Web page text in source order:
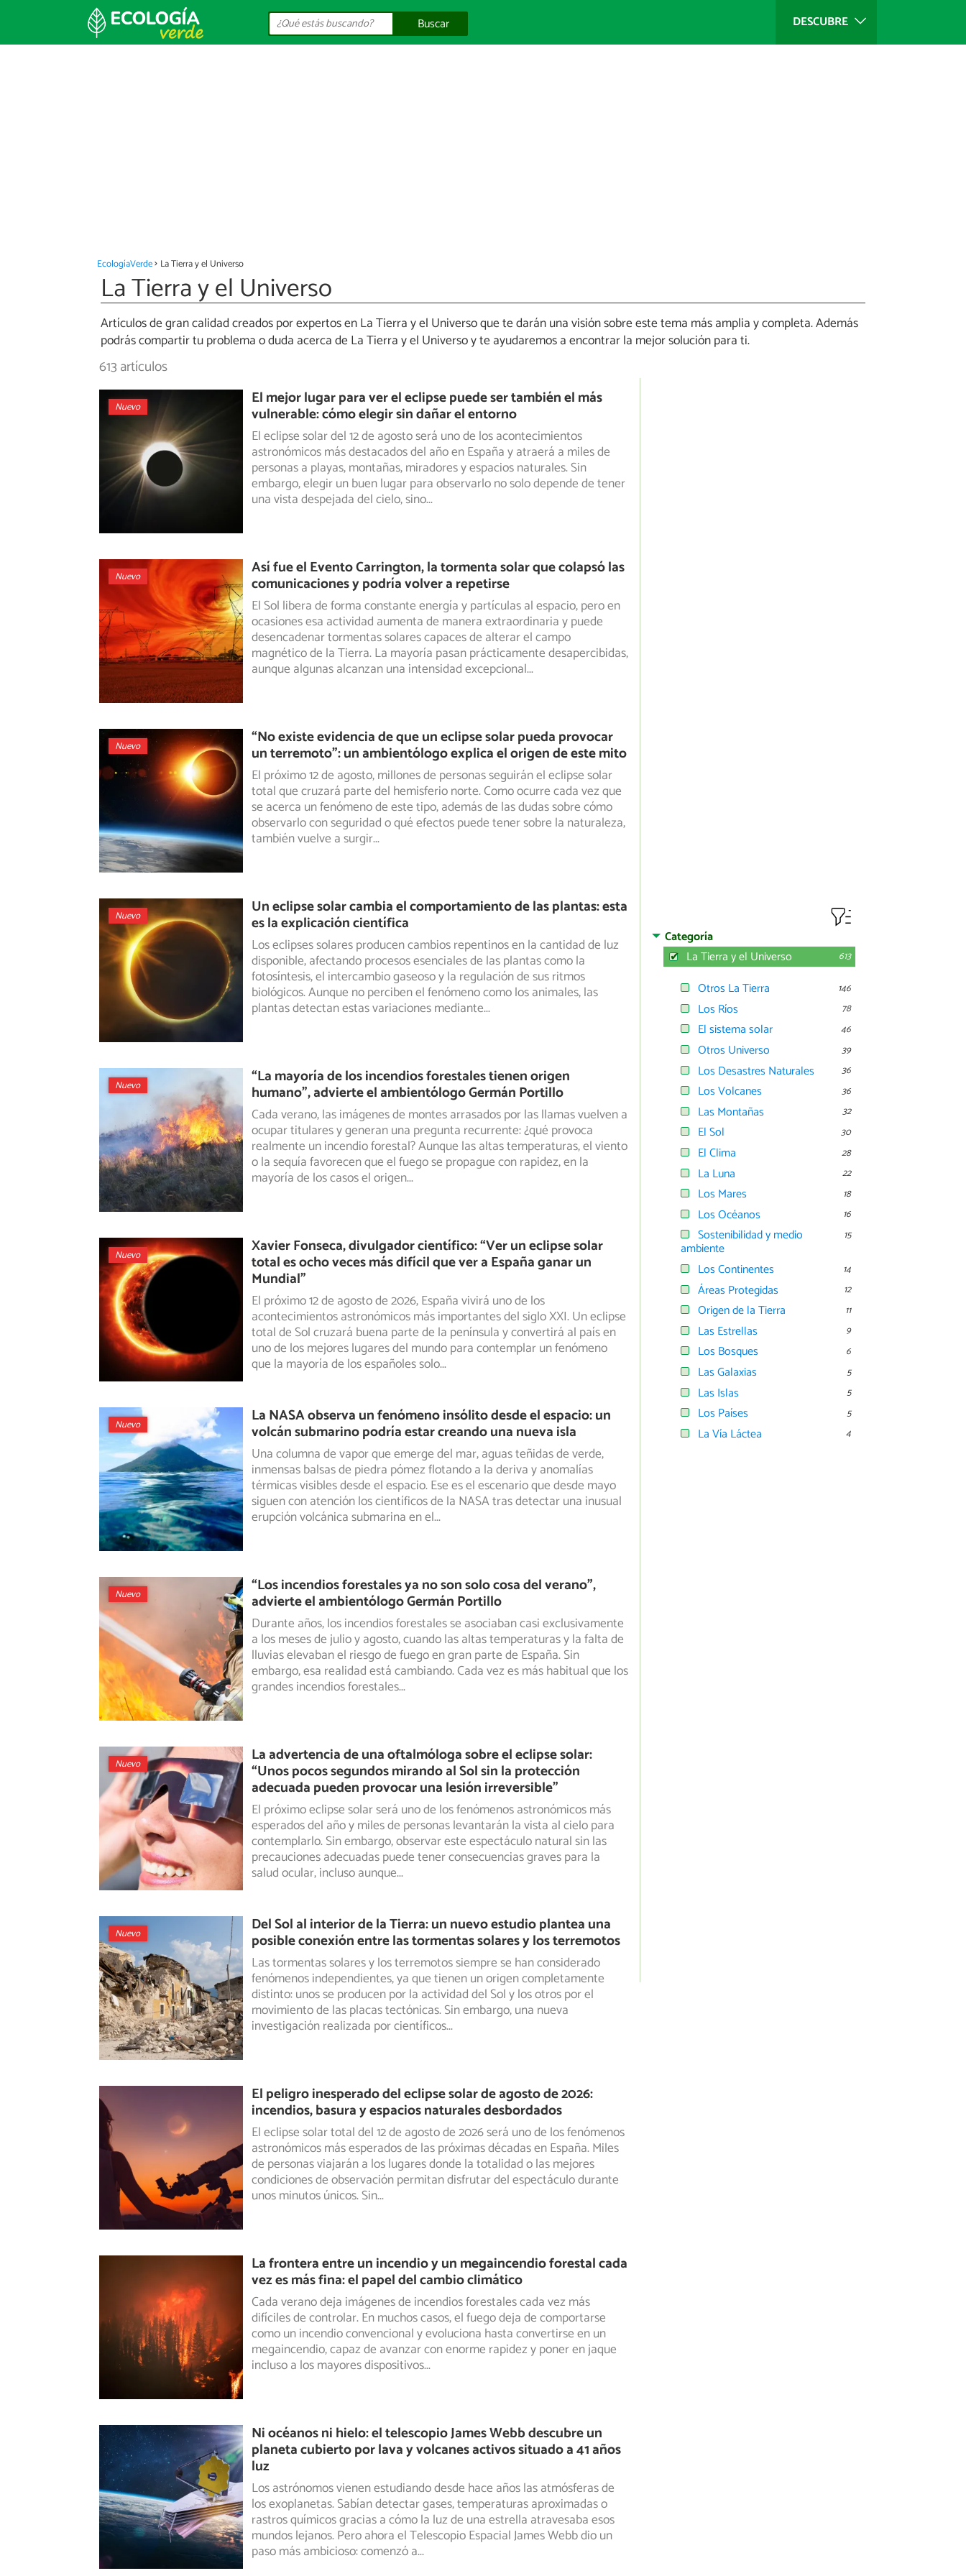
DESCUBRE
Buscar
EcologíaVerde La Tierra y el Universo
La Tierra y el Universo
Artículos de gran calidad creados por expertos en La Tierra y el Universo que te darán una visión sobre este tema más amplia y completa. Además
podrás compartir tu problema o duda acerca de La Tierra y el Universo y te ayudaremos a encontrar la mejor solución para ti.
613 artículos
El mejor lugar para ver el eclipse puede ser también el más
vulnerable: cómo elegir sin dañar el entorno
Nuevo
El eclipse solar del 12 de agosto será uno de los acontecimientos
astronómicos más destacados del año en España y atraerá a miles de
personasa playas, montañas, miradores y espacios naturales. Sin
embargo, elegir un buen lugar para observarlo no solo depende de tener
una vista despejada del cielo, sino...
Así fue el Evento Carrington, la tormenta solar que colapsó las
comunicaciones y podría volver a repetirse
Nuevo
El Sol libera de forma constante energía y partículas al espacio, pero en
ocasiones esa actividad aumenta de manera extraordinaria y puede
desencadenartormentas solares capaces de alterar el campo
magnético de la Tierra. La mayoría pasan prácticamente desapercibidas,
aunque algunas alcanzan una intensidad excepcional...
“No existe evidencia de que un eclipse solar pueda provocar
un terremoto”: un ambientólogo explica el origen de este mito
Nuevo
El próximo 12 de agosto, millones de personas seguirán el eclipse solar
total que cruzará parte del hemisferio norte. Como ocurre cada vez que
se acerca un fenómeno de este tipo, además de las dudas sobre cómo
observarlo con seguridad o qué efectos puede tener sobre la naturaleza,
también vuelve a surgir...
Un eclipse solar cambia el comportamiento de las plantas: esta
es la explicación científica
Nuevo
Los eclipses solares producen cambios repentinos en la cantidad de luz
disponible, afectando procesos esenciales de las plantas como la
fotosíntesis,el intercambio gaseoso y la regulación de sus ritmos
biológicos. Aunque no perciben el fenómeno como los animales, las
plantas detectan estas variaciones mediante...
“La mayoría de los incendios forestales tienen origen
humano”, advierte el ambientólogo Germán Portillo
Nuevo
Cada verano, las imágenes de montes arrasados por las llamas vuelven a
ocupar titulares y generan una pregunta recurrente: ¿qué provoca
realmente un incendio forestal? Aunque las altas temperaturas, el viento
o la sequía favorecen que el fuego se propague con rapidez, en la
mayoría de los casos el origen...
Xavier Fonseca, divulgador científico: “Ver un eclipse solar
total es ocho veces más difícil que ver a España ganar un
Mundial”
Nuevo
El próximo 12 de agosto de 2026, España vivirá uno de los
acontecimientos astronómicos más importantes del siglo XXI. Un eclipse
total de Solcruzará buena parte de la península y convertirá al país en
uno de los mejores lugares del mundo para contemplar un fenómeno
que la mayoría de los españoles solo...
La NASA observa un fenómeno insólito desde el espacio: un
volcán submarino podría estar creando una nueva isla
Nuevo
Una columna de vapor que emerge del mar, aguas teñidas de verde,
inmensas balsas de piedra pómez flotando a la deriva y anomalías
térmicas visiblesdesde el espacio. Ese es el escenario que desde mayo
siguen con atención los científicos de la NASA tras detectar una inusual
erupción volcánica submarina en el...
“Los incendios forestales ya no son solo cosa del verano”,
advierte el ambientólogo Germán Portillo
Nuevo
Durante años, los incendios forestales se asociaban casi exclusivamente
a los meses de julio y agosto, cuando las altas temperaturas y la faltade
lluvias elevaban el riesgo de fuego en gran parte de España. Sin
embargo, esa realidad está cambiando. Cada vez es más habitual que los
grandes incendios forestales...
La advertencia de una oftalmóloga sobre el eclipse solar:
“Unos pocos segundos mirando al Sol sin la protección
adecuada pueden provocar una lesión irreversible”
Nuevo
El próximo eclipse solar será uno de los fenómenos astronómicos más
esperados del año y miles de personas levantarán la vista al cielo para
contemplarlo. Sin embargo, observar este espectáculo natural sin las
precauciones adecuadas puede tener consecuencias graves para la
salud ocular, incluso aunque...
Del Sol al interior de la Tierra: un nuevo estudio plantea una
posible conexión entre las tormentas solares y los terremotos
Nuevo
Las tormentas solares y los terremotos siempre se han considerado
fenómenos independientes, ya que tienen un origen completamente
distinto:unos se producen por la actividad del Sol y los otros por el
movimiento de las placas tectónicas. Sin embargo, una nueva
investigación realizada por científicos...
El peligro inesperado del eclipse solar de agosto de 2026:
incendios, basura y espacios naturales desbordados
El eclipse solar total del 12 de agosto de 2026 será uno de los fenómenos
astronómicos más esperados de las próximas décadas en España. Miles
de personas viajarán a los lugares donde la totalidad o las mejores
condiciones de observación permitan disfrutar del espectáculo durante
unos minutos únicos. Sin...
La frontera entre un incendio y un megaincendio forestal cada
vez es más fina: el papel del cambio climático
Cada verano deja imágenes de incendios forestales cada vez más
difíciles de controlar. En muchos casos, el fuego deja de comportarse
como unincendio convencional y evoluciona hasta convertirse en un
megaincendio, capaz de avanzar con enorme rapidez y poner en jaque
incluso a los mayores dispositivos...
Ni océanos ni hielo: el telescopio James Webb descubre un
planeta cubierto por lava y volcanes activos situado a 41 años
luz
Los astrónomos vienen estudiando desde hace años las atmósferas de
los exoplanetas. Sabían detectar gases, temperaturas aproximadas o
rastrosquímicos gracias a cómo la luz de una estrella atravesaba esos
mundos lejanos. Pero ahora el Telescopio Espacial James Webb dio un
paso más ambicioso: comenzó a...
Categoría
La Tierra y el Universo
613
Otros La Tierra 146
Los Ríos 78
El sistema solar 46
Otros Universo 39
Los Desastres Naturales 36
Los Volcanes 36
Las Montañas 32
El Sol 30
El Clima 28
La Luna 22
Los Mares 18
Los Océanos 16
Sostenibilidad y medio
ambiente
15
Los Continentes 14
Áreas Protegidas 12
Origen de la Tierra 11
Las Estrellas 9
Los Bosques 6
Las Galaxias 5
Las Islas 5
Los Países 5
La Vía Láctea 4